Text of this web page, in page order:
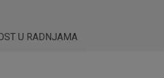
U RADNJAMA